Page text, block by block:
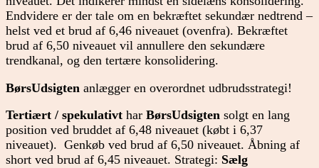
Endvidere er der tale om en bekræftet sekundær nedtrend –
helst ved et brud af 6,46 niveauet (ovenfra). Bekræftet
brud af 6,50 niveauet vil annullere den sekundære
trendkanal, og den tertære konsolidering.
BørsUdsigten anlægger en overordnet udbrudsstrategi!
Tertiært / spekulativt har BørsUdsigten solgt en lang
position ved bruddet af 6,48 niveauet (købt i 6,37
niveauet). Genkøb ved brud af 6,50 niveauet. Åbning af
short ved brud af 6,45 niveauet. Strategi: Sælg